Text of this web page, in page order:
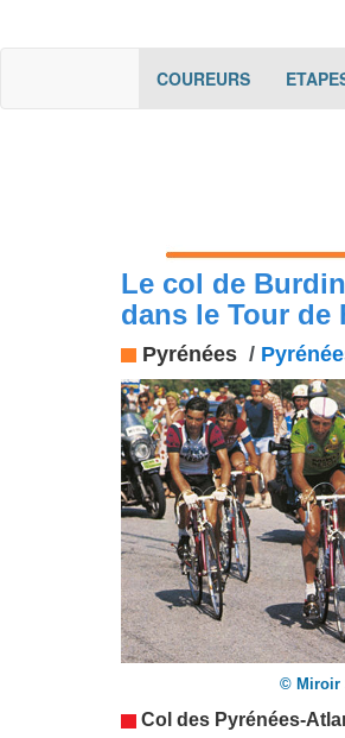
COUREURS(current)
Le col de
dans le Tour de
Pyrénées /
© Miroir
Col des Pyrénées-